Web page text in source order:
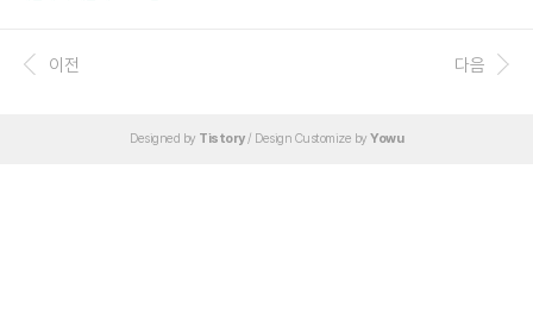
눈쟁이 유튜브에 윈도우 11 관련된 초기 셋팅 영상을 보게 되었고, 나도 평소에 즐겨
사용하는 소프트웨어에서는 반가움을, 내가 잘 몰랐던 소트프웨어에서는 신박함을
이전 다음
Designed by Tistory/ Design Customize by Yowu